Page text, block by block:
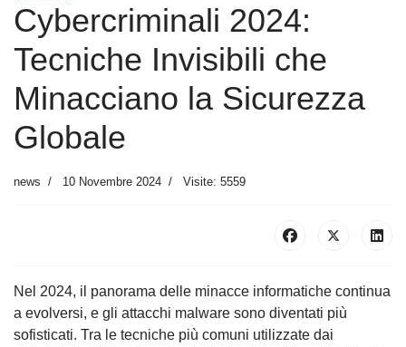
Cybercriminali 2024:
Tecniche Invisibili che
Minacciano la Sicurezza
Globale
news 10 Novembre 2024 Visite: 5559
Nel 2024, il panorama delle minacce informatiche continua
a evolversi, e gli attacchi malware sono diventati più
sofisticati. Tra le tecniche più comuni utilizzate dai